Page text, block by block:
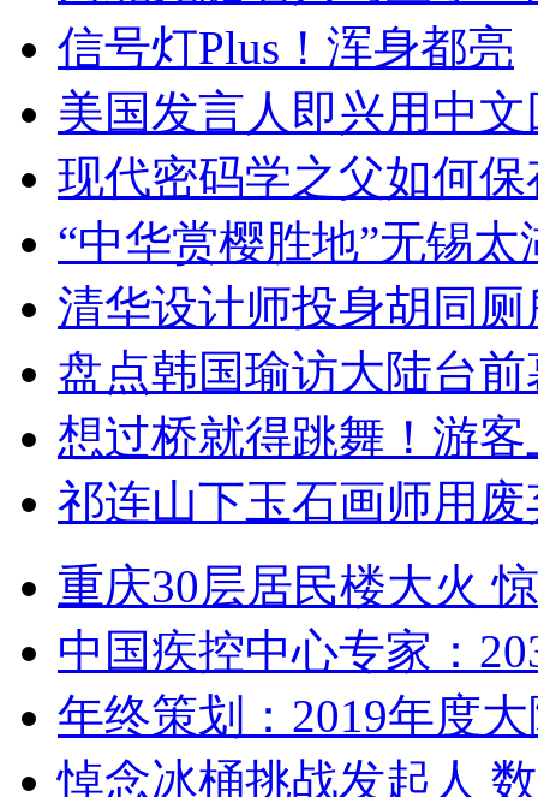
信号灯Plus！浑身都亮
美国发言人即兴用中
现代密码学之父如何
“中华赏樱胜地”无锡
清华设计师投身胡同
盘点韩国瑜访大陆台
想过桥就得跳舞！游客
祁连山下玉石画师用
重庆30层居民楼大火
中国疾控中心专家：
年终策划：2019年度
悼念冰桶挑战发起人